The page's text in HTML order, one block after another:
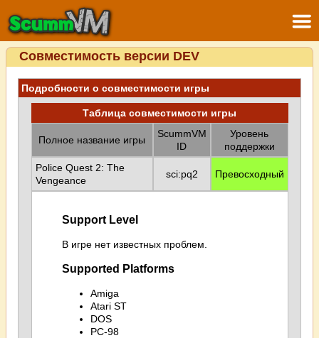
Совместимость версии DEV
Подробности о совместимости игры
Таблица совместимости игры
Полное название игры
ScummVM
ID
Уровень
поддержки
Police Quest 2: The
Vengeance
sci:pq2 Превосходный
Support Level
В игре нет известных проблем.
Supported Platforms
Amiga
Atari ST
DOS
PC-98